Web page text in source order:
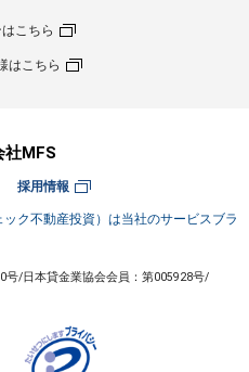
こちら
はこちら
社MFS
採用情報
ク不動産投資）は当社のサービスブラ
号/日本貸金業協会会員：第005928号/